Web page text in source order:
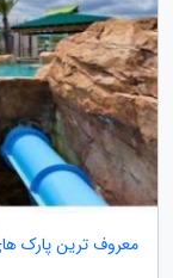
معروف ترین پارک